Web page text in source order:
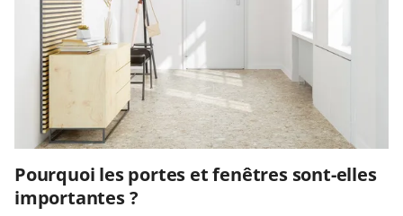
Pourquoi les portes et fenêtres sont-elles
importantes ?